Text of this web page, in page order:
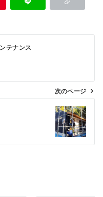
テナンス
次のページ